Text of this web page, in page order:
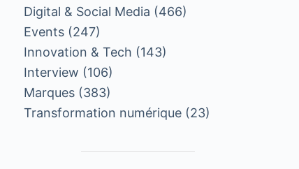
Digital & Social Media (466)
Events (247)
Innovation & Tech (143)
Interview (106)
Marques (383)
Transformation numérique (23)